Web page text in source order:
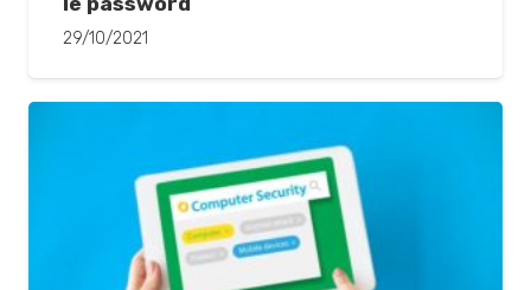
29/10/2021